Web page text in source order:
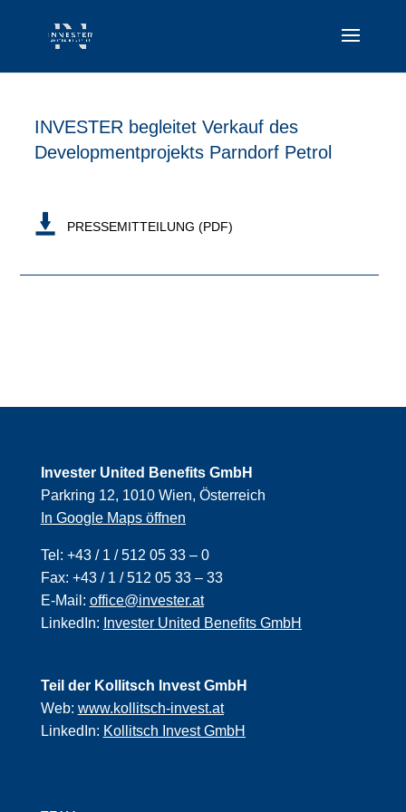
INVESTER begleitet Verkauf des
Developmentprojekts Parndorf Petrol
PRESSEMITTEILUNG (PDF)
Invester United Benefits GmbH
Parkring 12, 1010 Wien, Österreich
In Google Maps öffnen
Tel: +43 / 1 / 512 05 33 – 0
Fax: +43 / 1 / 512 05 33 – 33
E-Mail: office@invester.at
LinkedIn: Invester United Benefits GmbH
Teil der Kollitsch Invest GmbH
Web: www.kollitsch-invest.at
LinkedIn: Kollitsch Invest GmbH